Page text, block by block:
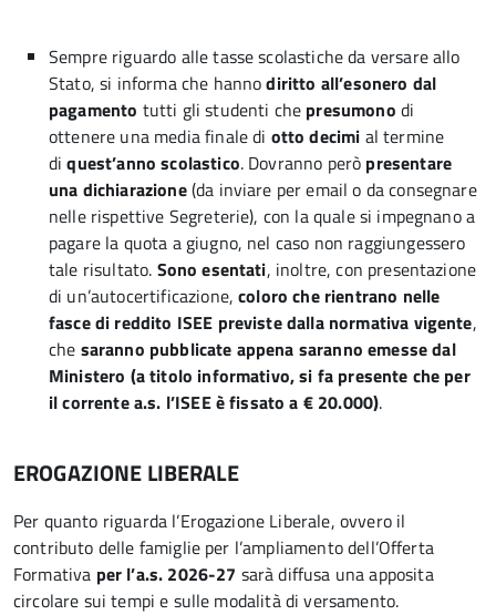
Sempre riguardo alle tasse scolastiche da versare allo
Stato, si informa che hannodiritto all’esonero dal
pagamento tutti gli studenti che presumono di
ottenere una media finale di otto decimi al termine
diquest’anno scolastico. Dovranno però presentare
una dichiarazione(da inviare per email o da consegnare
nelle rispettive Segreterie), con la quale si impegnano a
pagare la quota a giugno, nel caso non raggiungessero
tale risultato. Sono esentati, inoltre, con presentazione
di un’autocertificazione,coloro che rientrano nelle
fasce di reddito ISEE previste dalla normativa vigente,
che saranno pubblicate appena saranno emesse dal
Ministero (a titolo informativo, si fa presente che per
il corrente a.s. l’ISEE è fissato a € 20.000).
EROGAZIONE LIBERALE
Per quanto riguarda l’Erogazione Liberale, ovvero il
contributo delle famiglie per l’ampliamento dell’Offerta
Formativa per l’a.s. 2026-27 sarà diffusa una apposita
circolare sui tempi e sulle modalità di versamento.